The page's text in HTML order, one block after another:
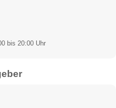
bis 20:00 Uhr